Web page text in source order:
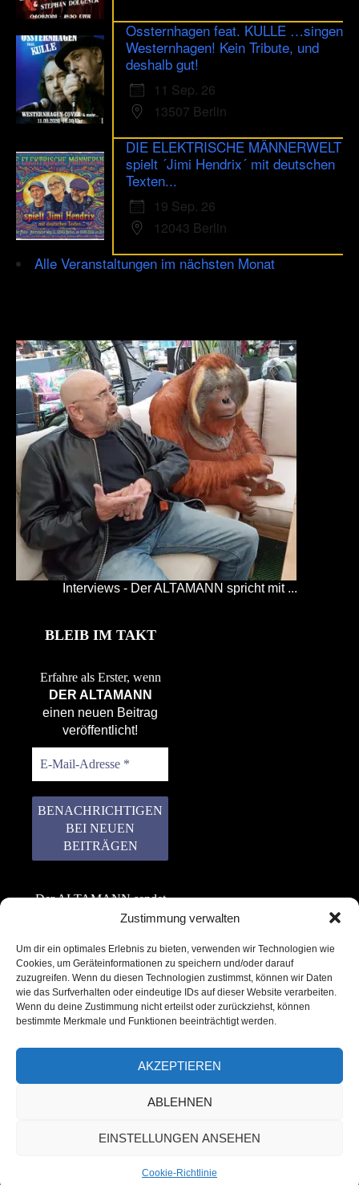
Zustimmung verwalten
Um dir ein optimales Erlebnis zu bieten, verwenden wir Technologien wie
Cookies, um Geräteinformationen zu speichern und/oder darauf
zuzugreifen. Wenn du diesen Technologien zustimmst, können wir Daten
wie das Surfverhalten oder eindeutige IDs auf dieser Website verarbeiten.
Wenn du deine Zustimmung nicht erteilst oder zurückziehst, können
bestimmte Merkmale und Funktionen beeinträchtigt werden.
AKZEPTIEREN
ABLEHNEN
EINSTELLUNGEN ANSEHEN
Cookie-Richtlinie
Ossternhagen feat. KULLE …singen
Westernhagen! Kein Tribute, und
deshalb gut!
11 Sep. 26
13507 Berlin
DIE ELEKTRISCHE MÄNNERWELT
spielt ´Jimi Hendrix´ mit deutschen
Texten...
19 Sep. 26
12043 Berlin
Alle Veranstaltungen im nächsten Monat
Interviews - Der ALTAMANN spricht mit ...
BLEIB IM TAKT
Erfahre als Erster, wenn
DER ALTAMANN
einen neuen Beitrag
veröffentlicht!
Der ALTAMANN sendet
keinen Spam! Er gibt
weiter. Erfahre mehr in
unserer
Datenschutzerklärung.
Copyright © 2022 – 2025 | ALTAMANN.com